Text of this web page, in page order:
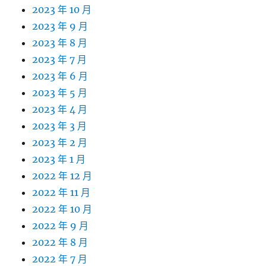
2023 年 10 月
2023 年 9 月
2023 年 8 月
2023 年 7 月
2023 年 6 月
2023 年 5 月
2023 年 4 月
2023 年 3 月
2023 年 2 月
2023 年 1 月
2022 年 12 月
2022 年 11 月
2022 年 10 月
2022 年 9 月
2022 年 8 月
2022 年 7 月